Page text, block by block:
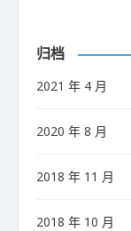
归档
2021 年 4 月
2020 年 8 月
2018 年 11 月
2018 年 10 月